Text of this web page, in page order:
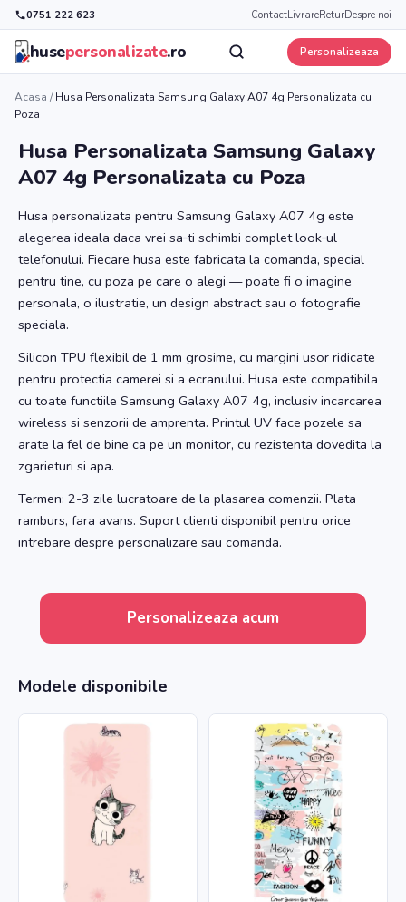
0751 222 623 ContactLivrareReturDespre noi
husepersonalizate.ro Personalizeaza
Acasa /Husa Personalizata Samsung Galaxy A07 4g Personalizata cu
Poza
Husa Personalizata Samsung Galaxy
A07 4g Personalizata cu Poza
Husa personalizata pentru Samsung Galaxy A07 4g este
alegerea ideala daca vrei sa‑ti schimbi complet look‑ul
telefonului. Fiecare husa este fabricata la comanda, special
pentru tine, cu poza pe care o alegi — poate fi o imagine
personala, o ilustratie, un design abstract sau o fotografie
speciala.
Silicon TPU flexibil de 1 mm grosime, cu margini usor ridicate
pentru protectia camerei si a ecranului. Husa este compatibila
cu toate functiile Samsung Galaxy A07 4g, inclusiv incarcarea
wireless si senzorii de amprenta. Printul UV face pozele sa
arate la fel de bine ca pe un monitor, cu rezistenta dovedita la
zgarieturi si apa.
Termen: 2-3 zile lucratoare de la plasarea comenzii. Plata
ramburs, fara avans. Suport clienti disponibil pentru orice
intrebare despre personalizare sau comanda.
Personalizeaza acum
Modele disponibile